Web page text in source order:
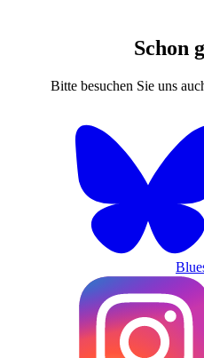
Schon
Bitte besuchen Sie uns